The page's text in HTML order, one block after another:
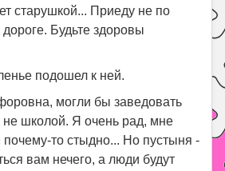
старушкой... Приеду не по
дороге. Будьте здоровы
подошел к ней.
могли бы заведовать
школой. Я очень рад, мне
почему-то стыдно... Но пустыня -
вам нечего, а люди будут